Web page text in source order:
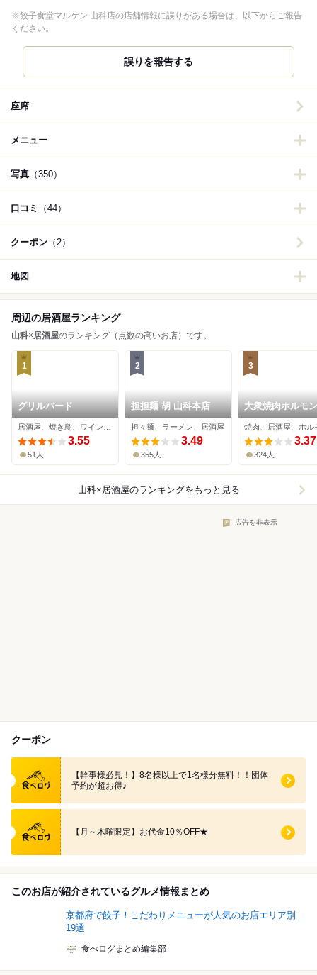
※餃子食堂マルケン 山科店の店舗情報に誤りがある場合は、以下からご報告
ください。
誤りを報告する
座席
メニュー
写真 （350）
口コミ （44）
クーポン （2）
地図
周辺の居酒屋ランキング
山科×居酒屋のランキング（点数の高いお店）です。
1
グリルバード
3.55
51人
2
担担麺 胡 山科本店
担々麺、ラーメン、居酒屋
3.49
355人
3
大衆焼肉ホルモ
陽
焼肉、居酒屋、ホル
3.37
324人
山科×居酒屋のランキングをもっと見る
広告を非表示
クーポン
食べログ クーポン
【幹事様必見！】8名様以上で1名様分無料！！団体
予約が超お得♪
食べログ クーポン
【月～木曜限定】お代金10％OFF★
このお店が紹介されているグルメ情報まとめ
京都府で餃子！こだわりメニューが人気のお店エリア別
19選
食べログまとめ編集部